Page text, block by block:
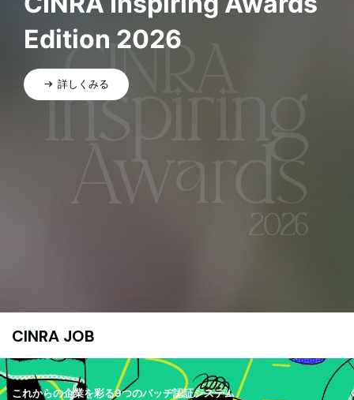
Edition 2026
詳しくみる
CINRA JOB
これからの企業を彩る9つのバッヂ認証システム